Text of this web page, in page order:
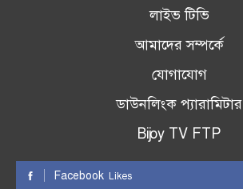
লাইভ টিভি
আমাদের সম্পর্কে
যোগাযোগ
ডাউনলিংক প্যারামিটার
Bijoy TV FTP
Facebook Likes